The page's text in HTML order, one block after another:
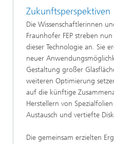
Zukunftsperspektiven
Die Wissenschaftlerinnen
Fraunhofer FEP streben
dieser Technologie an. Sie
neuer
Gestaltung großer
weiteren Optimierung
auf die künftige
Herstellern von
Austausch und vertiefte
Die gemeinsam erzielten